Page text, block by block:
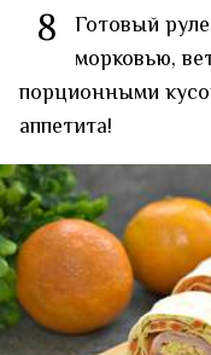
8 Готовый
морковью,
порционными
аппетита!